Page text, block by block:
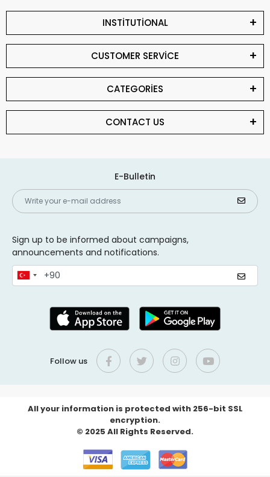
INSTİTUTİONAL
CUSTOMER SERVİCE
CATEGORİES
CONTACT US
E-Bulletin
Sign up to be informed about campaigns,
announcements and notifications.
Follow us
All your information is protected with 256-bit SSL
encryption.
© 2025 All Rights Reserved.